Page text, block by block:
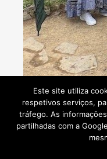
Consultoria
Este site utiliza
respetivos serviços,
tráfego. As
partilhadas com a